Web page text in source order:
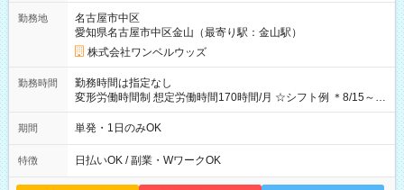
期間なし
勤務地
名古屋市中区
愛知県名古屋市中区金山（最寄り駅：金山駅）
株式会社ワンベルウッズ
勤務時間
勤務時間は指定なし
変形労働時間制 想定労働時間170時間/月 ☆シフト例 ＊8/15～
10/26 全日共通 08：00～12：00 17：00～21：00 ＊8/31
～9/19のみ下記シフトもあります！ 12：00～16：00 ＊9/6～
00
期間 単発・1日のみOK
特徴 日払いOK / 副業・WワークOK